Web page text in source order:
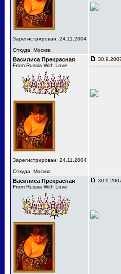
Зарегистрирован: 24.11.2004
Откуда: Москва
Василиса Прекрасная
From Russia With Love
Зарегистрирован: 24.11.2004
Откуда: Москва
Василиса Прекрасная
From Russia With Love